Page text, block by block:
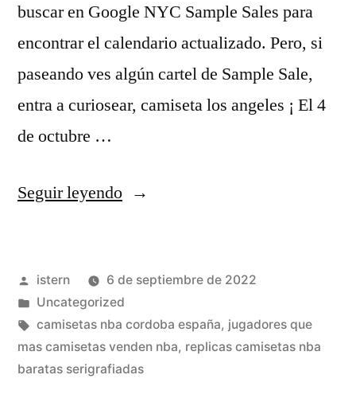
buscar en Google NYC Sample Sales para
encontrar el calendario actualizado. Pero, si
paseando ves algún cartel de Sample Sale,
entra a curiosear, camiseta los angeles ¡ El 4
de octubre …
Seguir leyendo«camisetas
para
yoga
baratas»
Publicado
por
istern
6 de septiembre de 2022
Publicado
en
Uncategorized
Etiquetas:
camisetas nba cordoba españa, jugadores que
mas camisetas venden nba, replicas camisetas nba
baratas serigrafiadas